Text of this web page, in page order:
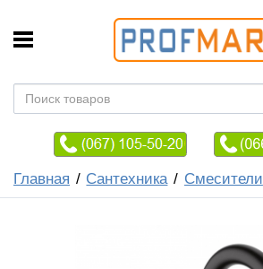
Главная Сантехника Смесители